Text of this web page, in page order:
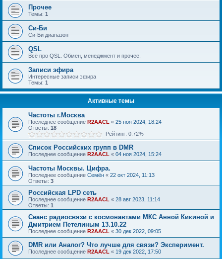
Прочее
Темы: 1
Си-Би
Си-Би диапазон
QSL
Всё про QSL. Обмен, менеджмент и прочее.
Записи эфира
Интересные записи эфира
Темы: 1
Активные темы
Частоты г.Москва
Последнее сообщение R2AACL « 25 ноя 2024, 18:24
Ответы: 18
Рейтинг: 0.72%
Список Российских групп в DMR
Последнее сообщение R2AACL « 04 ноя 2024, 15:24
Частоты Москвы. Цифра.
Последнее сообщение Семён « 22 окт 2024, 11:13
Ответы: 3
Российская LPD сеть
Последнее сообщение R2AACL « 28 авг 2023, 11:14
Ответы: 1
Сеанс радиосвязи с космонавтами МКС Анной Кикиной и
Дмитрием Петелиным 13.10.22
Последнее сообщение R2AACL « 30 дек 2022, 09:05
DMR или Аналог? Что лучше для связи? Эксперимент.
Последнее сообщение R2AACL « 19 дек 2022, 17:50